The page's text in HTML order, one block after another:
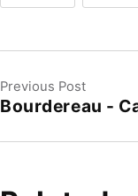
Previous Post
Bourdereau -